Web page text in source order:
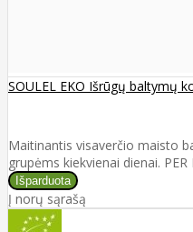
SOULEL EKO Išrūgų baltymų
Maitinantis visaverčio maisto
grupėms kiekvienai dienai. PER
Į norų sąrašą